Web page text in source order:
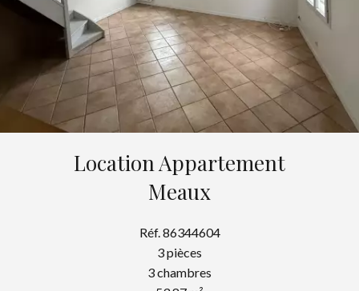
Location Appartement
Meaux
Réf. 86344604
3 pièces
3 chambres